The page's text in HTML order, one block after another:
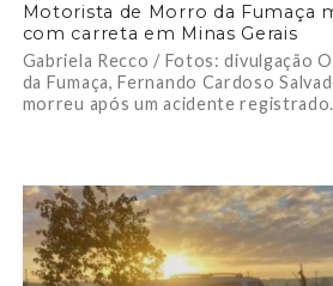
Motorista de Morro da Fumaça
com carreta em Minas Gerais
Gabriela Recco / Fotos: divulgação
da Fumaça, Fernando Cardoso
morreu após um acidente